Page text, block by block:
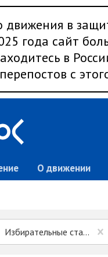
движения в
года сайт
в
с
О движении
Избирательные стандарты